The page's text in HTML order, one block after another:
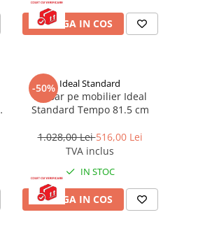
ADAUGA IN COS
-50% Ideal Standard
Lavoar pe mobilier Ideal
Standard Tempo 81.5 cm
1.028,00 Lei516,00 Lei
TVA inclus
IN STOC
ADAUGA IN COS